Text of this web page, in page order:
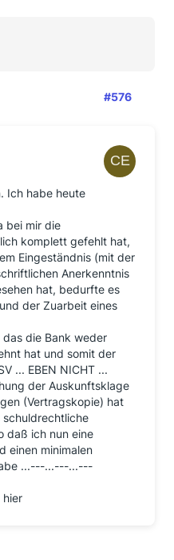
#576
Ich habe heute
bei mir die
komplett gefehlt hat,
Eingeständnis (mit der
Anerkenntnis
hat, bedurfte es
der Zuarbeit eines
die Bank weder
hat und somit der
... EBEN NICHT ...
der Auskunftsklage
(Vertragskopie) hat
schuldrechtliche
daß ich nun eine
einen minimalen
...---...---...---
hier